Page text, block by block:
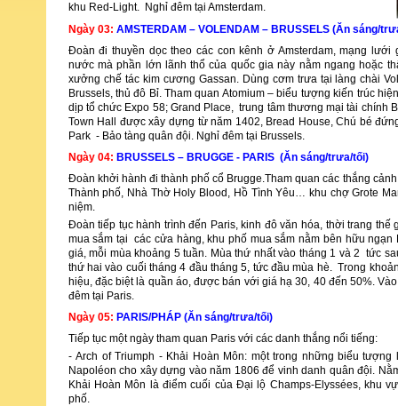
khu Red-Light. Nghỉ đêm tại Amsterdam.
Ngày 03: AMSTERDAM – VOLENDAM – BRUSSELS (Ăn sáng/
Đoàn đi thuyền dọc theo các con kênh ở Amsterdam, mạng
nước mà phần lớn lãnh thổ của quốc gia này nằm ngang hoặc
xưởng chế tác kim cương Gassan. Dùng cơm trưa tại làng chài
Brussels, thủ đô Bỉ. Tham quan Atomium – biểu tượng kiến trúc
dịp tổ chức Expo 58; Grand Place, trung tâm thương mại tài chính
Town Hall được xây dựng từ năm 1402, Bread House, Chú bé
Park - Bảo tàng quân đội. Nghỉ đêm tại Brussels.
Ngày 04: BRUSSELS – BRUGGE - PARIS (Ăn sáng/trưa/tối)
Đoàn khởi hành đi thành phố cổ Brugge.Tham quan các thắng
Thành phố, Nhà Thờ Holy Blood, Hồ Tình Yêu… khu chợ Grote
niệm.
Đoàn tiếp tục hành trình đến Paris, kinh đô văn hóa, thời trang
mua sắm tại các cửa hàng, khu phố mua sắm nằm bên hữu
giá, mỗi mùa khoảng 5 tuần. Mùa thứ nhất vào tháng 1 và 2 tức
thứ hai vào cuối tháng 4 đầu tháng 5, tức đầu mùa hè. Trong
hiệu, đặc biệt là quần áo, được bán với giá hạ 30, 40 đến 50%.
đêm tại Paris.
Ngày 05: PARIS/PHÁP (Ăn sáng/trưa/tối)
Tiếp tục một ngày tham quan Paris với các danh thắng nổi tiếng:
- Arch of Triumph - Khải Hoàn Môn: một trong những biểu
Napoléon cho xây dựng vào năm 1806 để vinh danh quân đội.
Khải Hoàn Môn là điểm cuối của Đại lộ Champs-Elyssées, khu
phố.